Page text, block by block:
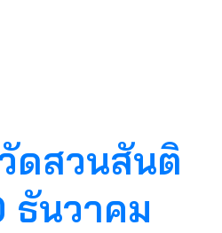
ดสวนสันติ
ธันวาคม